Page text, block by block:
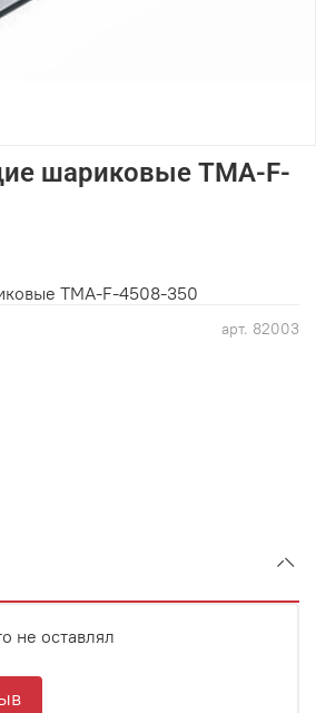
арт. 82003
шариковые TMA-F-
TMA-F-4508-350
не оставлял